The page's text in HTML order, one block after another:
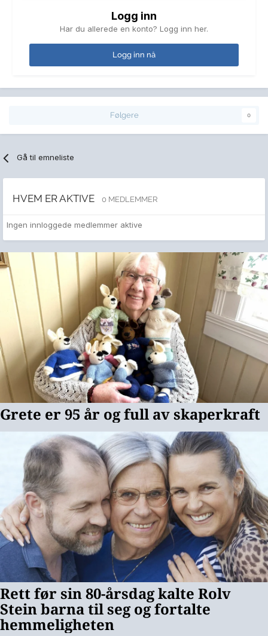
Logg inn
Har du allerede en konto? Logg inn her.
Logg inn nå
Følgere 0
Gå til emneliste
HVEM ER AKTIVE 0 MEDLEMMER
Ingen innloggede medlemmer aktive